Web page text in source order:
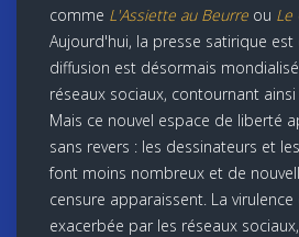
comme L'Assiette au Beurre ou Le
Aujourd'hui, la presse satirique est
diffusion est désormais
réseaux sociaux, contournant
Mais ce nouvel espace de liberté
sans revers : les dessinateurs et
font moins nombreux et de
censure apparaissent. La
exacerbée par les réseaux